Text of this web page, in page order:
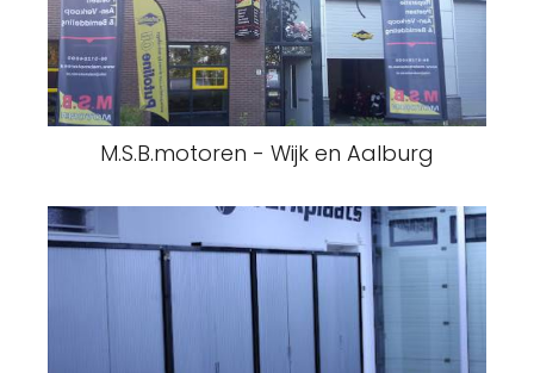
M.S.B.motoren - Wijk en Aalburg